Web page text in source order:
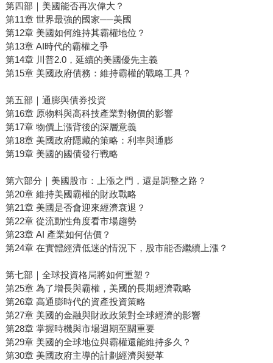
第四部｜美國能否再次偉大？
第11章 世界最強的國家──美國
第12章 美國如何維持其霸權地位？
第13章 AI時代的霸權之爭
第14章 川普2.0，延續的美國優先主義
第15章 美國政府債務：維持霸權的戰略工具？
第五部｜通膨與債券投資
第16章 原物料與高科技產業對物價的影響
第17章 物價上漲背後的深層意義
第18章 美國政府隱藏的策略：利率與通膨
第19章 美國的國債發行戰略
第六部分｜美國股市：上漲之門，還是調整之路？
第20章 維持美國霸權的財政戰略
第21章 美國是否會迎來經濟衰退？
第22章 從流動性角度看市場趨勢
第23章 AI 產業如何估價？
第24章 在實體經濟低迷的情況下，股市能否繼續上漲？
第七部｜全球投資格局將如何重塑？
第25章 為了增長與霸權，美國的長期經濟戰略
第26章 高通膨時代的資產投資策略
第27章 美國的金融與財政政策對全球經濟的影響
第28章 掌握時機與市場週期至關重要
第29章 美國的全球地位與霸權還能維持多久？
第30章 美國政府主導的計劃經濟與變革